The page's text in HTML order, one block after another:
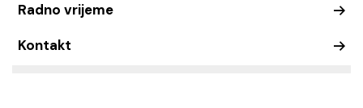
Radno vrijeme
Kontakt